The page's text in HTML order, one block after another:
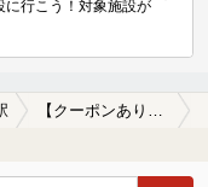
に行こう！対象施設が